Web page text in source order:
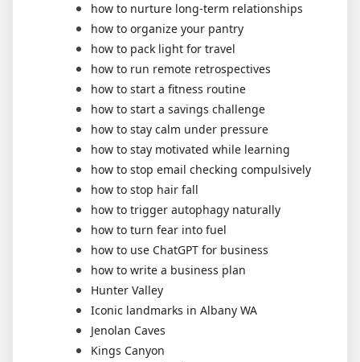
how to nurture long-term relationships
how to organize your pantry
how to pack light for travel
how to run remote retrospectives
how to start a fitness routine
how to start a savings challenge
how to stay calm under pressure
how to stay motivated while learning
how to stop email checking compulsively
how to stop hair fall
how to trigger autophagy naturally
how to turn fear into fuel
how to use ChatGPT for business
how to write a business plan
Hunter Valley
Iconic landmarks in Albany WA
Jenolan Caves
Kings Canyon